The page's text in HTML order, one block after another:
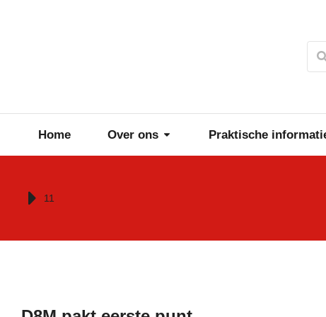
Home Over ons Praktische
Je bent hier:
11